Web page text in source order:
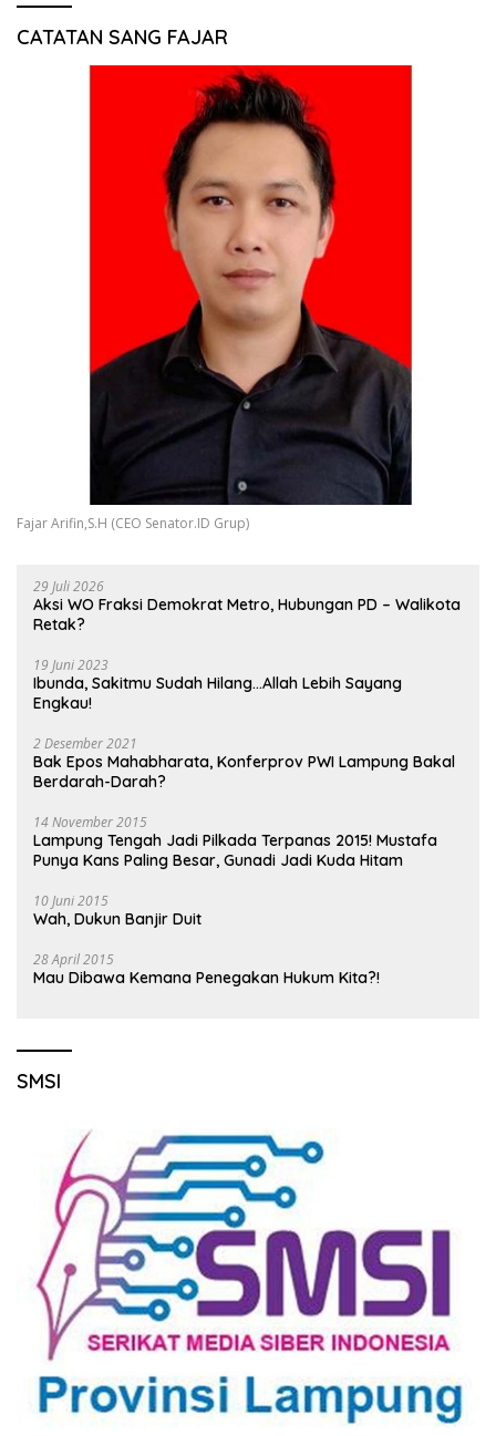
CATATAN SANG FAJAR
Fajar Arifin,S.H (CEO Senator.ID Grup)
29 Juli 2026
Aksi WO Fraksi Demokrat Metro, Hubungan PD – Walikota
Retak?
19 Juni 2023
Ibunda, Sakitmu Sudah Hilang…Allah Lebih Sayang
Engkau!
2 Desember 2021
Bak Epos Mahabharata, Konferprov PWI Lampung Bakal
Berdarah-Darah?
14 November 2015
Lampung Tengah Jadi Pilkada Terpanas 2015! Mustafa
Punya Kans Paling Besar, Gunadi Jadi Kuda Hitam
10 Juni 2015
Wah, Dukun Banjir Duit
28 April 2015
Mau Dibawa Kemana Penegakan Hukum Kita?!
SMSI